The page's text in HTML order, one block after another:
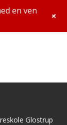
Glostrup
en ven
+